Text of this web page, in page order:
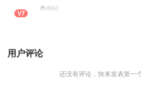
8962
用户评论
还没有评论，快来发表第一